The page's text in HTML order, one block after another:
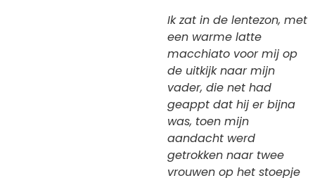
Ik zat in de lentezon, met
een warme latte
macchiato voor mij op
de uitkijk naar mijn
vader, die net had
geappt dat hij er bijna
was, toen mijn
aandacht werd
getrokken naar twee
vrouwen op het stoepje